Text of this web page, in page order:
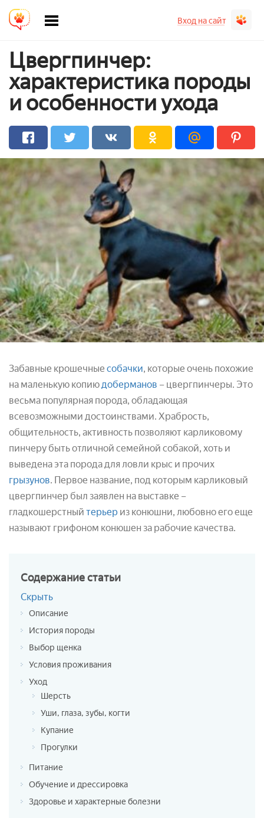
Вход на сайт
Цвергпинчер:
характеристика породы
и особенности ухода
Забавные крошечные собачки, которые очень похожие
на маленькую копиюдоберманов – цвергпинчеры. Это
весьма популярная порода, обладающая
всевозможными достоинствами. Храбрость,
общительность, активность позволяют карликовому
пинчеру быть отличной семейной собакой, хоть и
выведена эта порода для ловли крыс и прочих
грызунов. Первое название, под которым карликовый
цвергпинчер был заявлен на выставке –
гладкошерстный терьер из конюшни, любовно его еще
называют грифоном конюшен за рабочие качества.
Содержаниестатьи
Скрыть
Описание
История породы
Выбор щенка
Условия проживания
Уход
Шерсть
Уши, глаза, зубы, когти
Купание
Прогулки
Питание
Обучение и дрессировка
Здоровье и характерные болезни